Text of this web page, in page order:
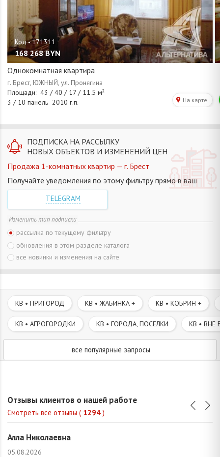
168 268 BYN
Однокомнатная квартира
ПОДПИСКА НА РАССЫЛКУ
НОВЫХ ОБЪЕКТОВ И ИЗМЕНЕНИЙ ЦЕН
Продажа 1-комнатных квартир — г. Брест
Получайте уведомления по этому фильтру прямо в ваш
TELEGRAM
Изменить тип подписки
рассылка по текущему фильтру
обновления в этом разделе каталога
все новинки и изменения на сайте
КВ • ПРИГОРОД КВ • ЖАБИНКА + КВ • КОБРИН +
КВ • АГРОГОРОДКИ КВ • ГОРОДА, ПОСЕЛКИ КВ • ВНЕ
все популярные запросы
Отзывы клиентов о нашей работе
Смотреть все отзывы ( 1294 )
Алла Николаевна
05.08.2026